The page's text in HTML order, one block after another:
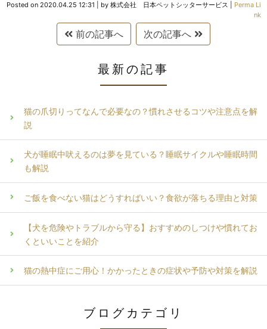
Posted on 2020.04.25 12:31 by 株式会社 日本ペットシッターサービス
Perma Li
nk
前の記事へ 次の記事へ
最新の記事
猫の爪切りってなんで必要なの？慣れさせるコツや注意点を解
説
犬が睡眠中吠えるのは夢を見ている？睡眠サイクルや睡眠時間
も解説
ご飯を食べない猫はどうすればいい？食欲が落ちる理由と対策
【犬を危険やトラブルから守る】おすすめのしつけや慣れてお
くといいことを紹介
猫の熱中症にご用心！かかったときの症状や予防や対策を解説
ブログカテゴリ